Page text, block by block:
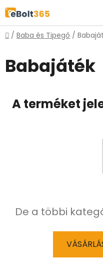
Ugrás
fő
tartalomhoz
Kezdőlap
/ Baba és Tipegő /
Babajáték
A terméket
De a többi